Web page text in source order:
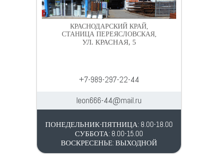
КРАСНОДАРСКИЙ КРАЙ,
СТАНИЦА ПЕРЕЯСЛОВСКАЯ,
УЛ. КРАСНАЯ, 5
+7-989-297-22-44
leon666-44@mail.ru
ПОНЕДЕЛЬНИК-ПЯТНИЦА: 8.00-18.00
СУББОТА: 8.00-15.00
ВОСКРЕСЕНЬЕ: ВЫХОДНОЙ